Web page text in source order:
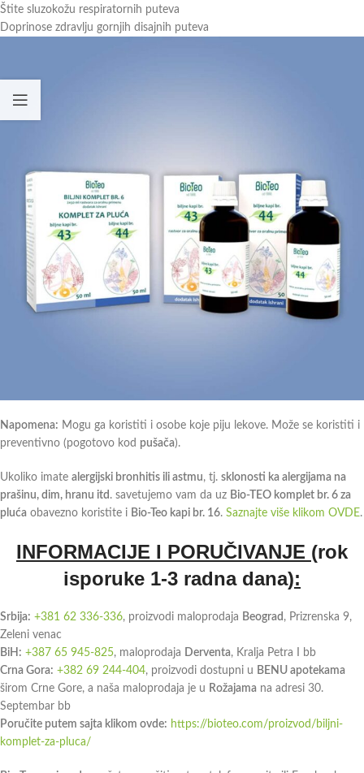
Štite sluzokožu respiratornih puteva
Doprinose zdravlju gornjih disajnih puteva
Napomena: Mogu ga koristiti i osobe koje piju lekove. Može se koristiti i
preventivno (pogotovo kod pušača).
Ukoliko imate alergijski bronhitis ili astmu, tj. sklonosti ka alergijama na
prašinu, dim, hranu itd . savetujemo vam da uz Bio-TEO komplet br. 6 za
pluća obavezno koristite i Bio-Teo kapi br. 16. Saznajte više klikom OVDE.
INFORMACIJE I PORUČIVANJE (rok
isporuke 1-3 radna dana):
Srbija: +381 62 336-336, proizvodi maloprodaja Beograd , Prizrenska 9,
Zeleni venac
BiH: +387 65 945-825, maloprodaja Derventa, Kralja Petra I bb
Crna Gora: +382 69 244-404, proizvodi dostupni u BENU apotekama
širom Crne Gore, a naša maloprodaja je u Rožajama na adresi 30.
Septembar bb
Poručite putem sajta klikom ovde: https://bioteo.com/proizvod/biljni-
komplet-za-pluca/